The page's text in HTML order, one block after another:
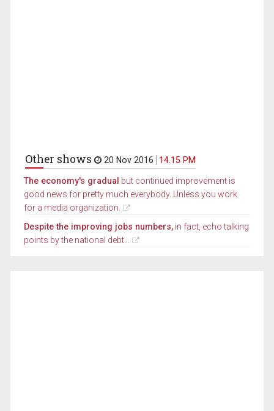
Other shows 20 Nov 2016 14.15 PM
The economy's gradual but continued improvement is
good news for pretty much everybody. Unless you work
for a media organization.
Despite the improving jobs numbers, in fact, echo talking
points by the national debt...